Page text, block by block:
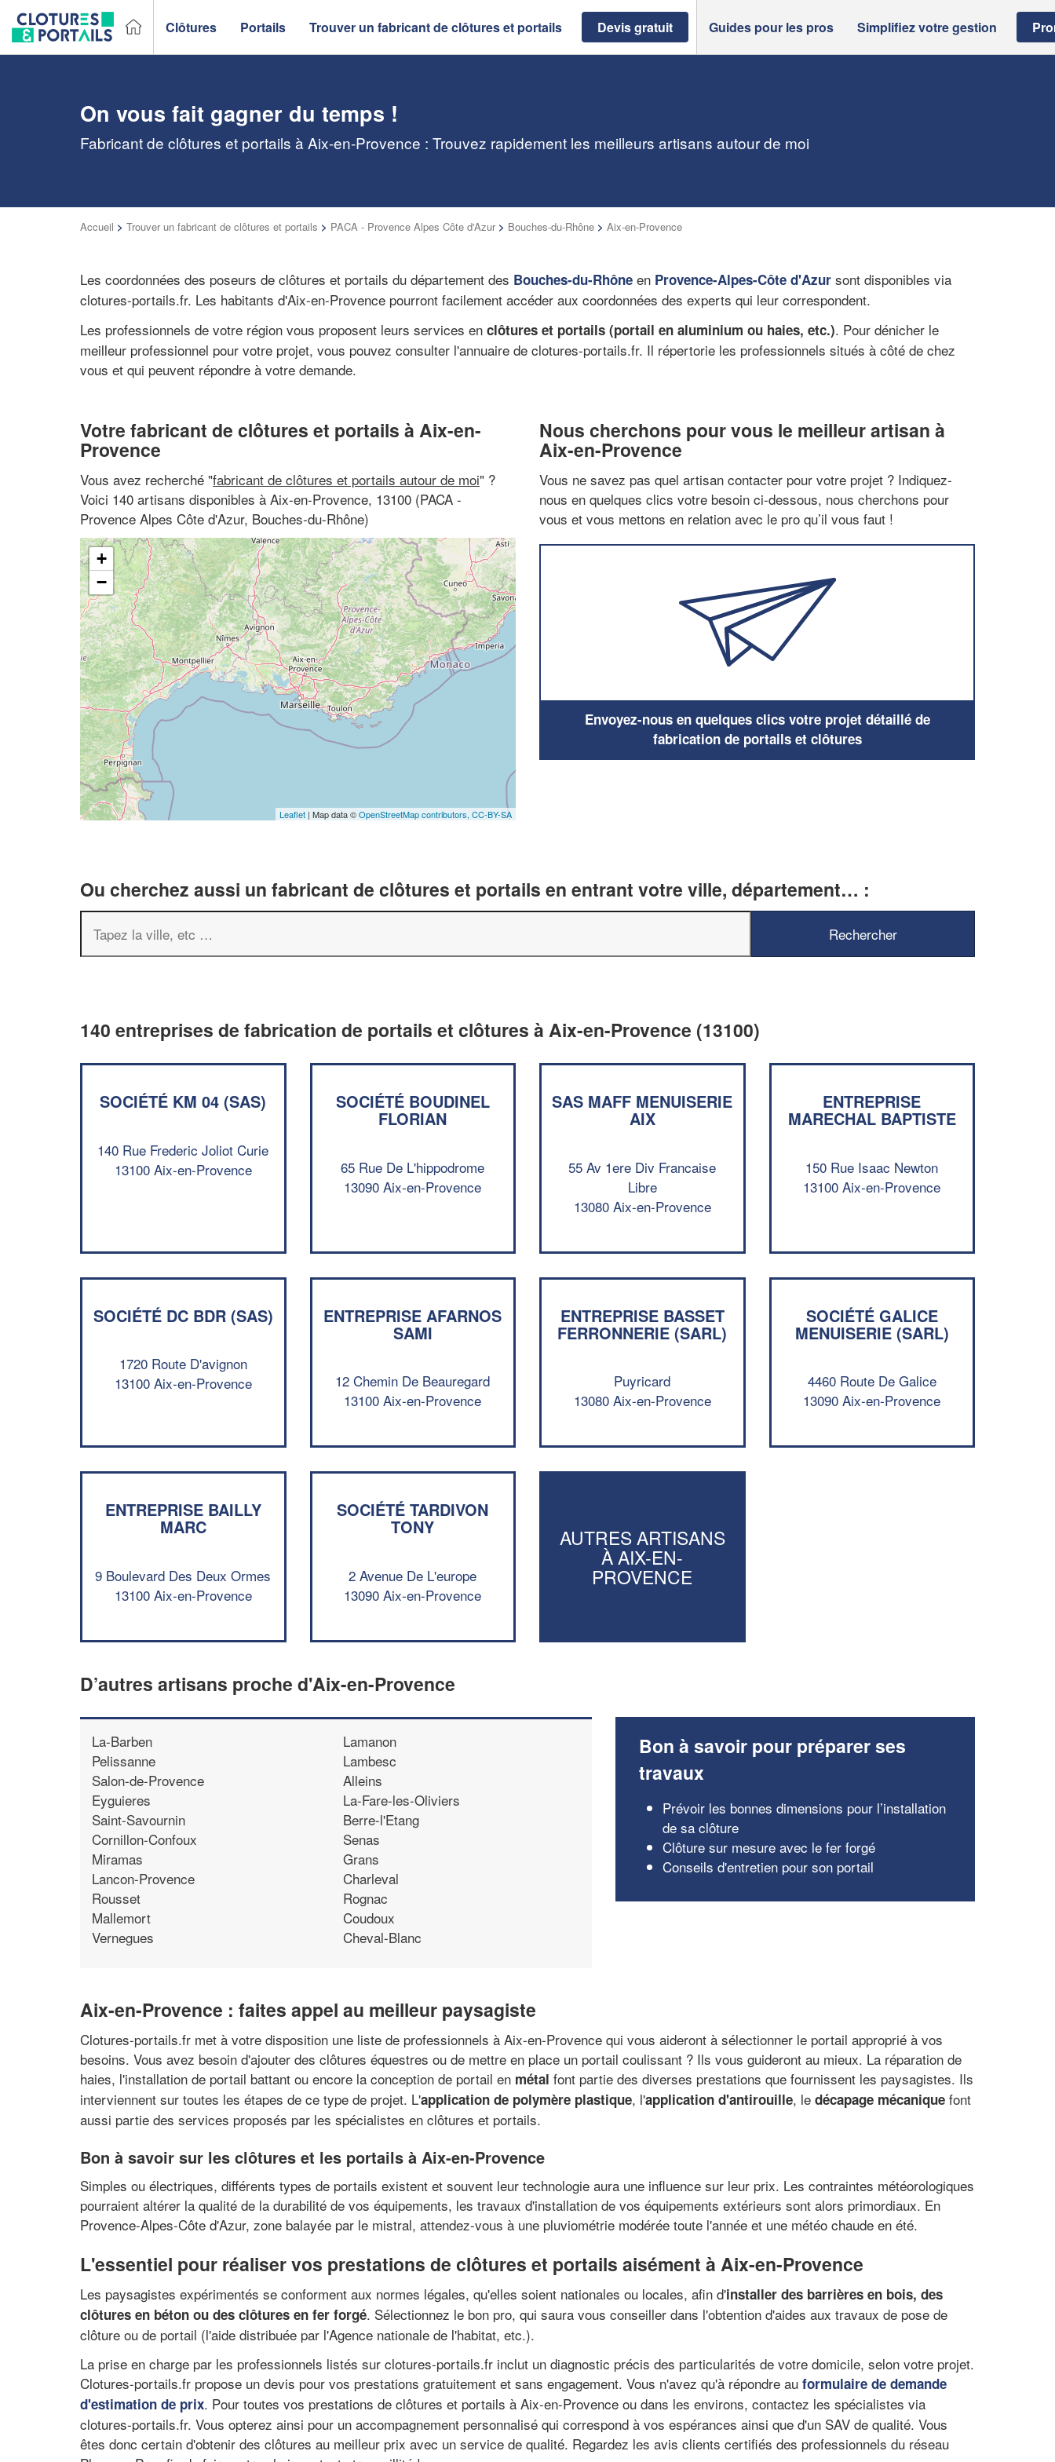
Clôtures Portails Trouver un fabricant de clôtures et portails Devis gratuit Guides pour les pros Simplifiez votre gestion
On vous fait gagner du temps !
Fabricant de clôtures et portails à Aix-en-Provence : Trouvez rapidement les meilleurs artisans autour de moi
Accueil > Trouver un fabricant de clôtures et portails > PACA - Provence Alpes Côte d'Azur > Bouches-du-Rhône > Aix-en-Provence
Les coordonnées des poseurs de clôtures et portails du département des Bouches-du-Rhône en Provence-Alpes-Côte d'Azur sont disponibles via
clotures-portails.fr. Les habitants d'Aix-en-Provence pourront facilement accéder aux coordonnées des experts qui leur correspondent.
Les professionnels de votre région vous proposent leurs services en clôtures et portails (portail en aluminium ou haies, etc.). Pour dénicher le
meilleur professionnel pour votre projet, vous pouvez consulter l'annuaire de clotures-portails.fr. Il répertorie les professionnels situés à côté de chez
vous et qui peuvent répondre à votre demande.
Votre fabricant de clôtures et portails à Aix-en-
Provence
Vous avez recherché "fabricant de clôtures et portails autour de moi" ?
Voici 140 artisans disponibles à Aix-en-Provence, 13100 (PACA -
Provence Alpes Côte d'Azur, Bouches-du-Rhône)
+
−
Leaflet | Map data ©OpenStreetMap contributors, CC-BY-SA
Nous cherchons pour vous le meilleur artisan à
Aix-en-Provence
Vous ne savez pas quel artisan contacter pour votre projet ? Indiquez-
nous en quelques clics votre besoin ci-dessous, nous cherchons pour
vous et vous mettons en relation avec le pro qu’il vous faut !
Envoyez-nous en quelques clics votre projet détaillé de
fabrication de portails et clôtures
Ou cherchez aussi un fabricant de clôtures et portails en entrant votre ville, département… :
140 entreprises de fabrication de portails et clôtures à Aix-en-Provence (13100)
SOCIÉTÉ KM 04 (SAS)
140 Rue Frederic Joliot Curie
13100 Aix-en-Provence
SOCIÉTÉ BOUDINEL
FLORIAN
65 Rue De L'hippodrome
13090 Aix-en-Provence
SAS MAFF MENUISERIE
AIX
55 Av 1ere Div Francaise
Libre
13080 Aix-en-Provence
ENTREPRISE
MARECHAL BAPTISTE
150 Rue Isaac Newton
13100 Aix-en-Provence
SOCIÉTÉ DC BDR (SAS)
1720 Route D'avignon
13100 Aix-en-Provence
ENTREPRISE AFARNOS
SAMI
12 Chemin De Beauregard
13100 Aix-en-Provence
ENTREPRISE BASSET
FERRONNERIE (SARL)
Puyricard
13080 Aix-en-Provence
SOCIÉTÉ GALICE
MENUISERIE (SARL)
4460 Route De Galice
13090 Aix-en-Provence
ENTREPRISE BAILLY
MARC
9 Boulevard Des Deux Ormes
13100 Aix-en-Provence
SOCIÉTÉ TARDIVON
TONY
2 Avenue De L'europe
13090 Aix-en-Provence
AUTRES ARTISANS
À AIX-EN-
PROVENCE
D’autres artisans proche d'Aix-en-Provence
La-Barben
Pelissanne
Salon-de-Provence
Eyguieres
Saint-Savournin
Cornillon-Confoux
Miramas
Lancon-Provence
Rousset
Mallemort
Vernegues
Lamanon
Lambesc
Alleins
La-Fare-les-Oliviers
Berre-l'Etang
Senas
Grans
Charleval
Rognac
Coudoux
Cheval-Blanc
Bon à savoir pour préparer ses
travaux
Prévoir les bonnes dimensions pour l’installation
de sa clôture
Clôture sur mesure avec le fer forgé
Conseils d'entretien pour son portail
Aix-en-Provence : faites appel au meilleur paysagiste
Clotures-portails.fr met à votre disposition une liste de professionnels à Aix-en-Provence qui vous aideront à sélectionner le portail approprié à vos
besoins. Vous avez besoin d'ajouter des clôtures équestres ou de mettre en place un portail coulissant ? Ils vous guideront au mieux. La réparation de
haies, l'installation de portail battant ou encore la conception de portail en métal font partie des diverses prestations que fournissent les paysagistes. Ils
interviennent sur toutes les étapes de ce type de projet. L'application de polymère plastique, l'application d'antirouille, le décapage mécanique font
aussi partie des services proposés par les spécialistes en clôtures et portails.
Bon à savoir sur les clôtures et les portails à Aix-en-Provence
Simples ou électriques, différents types de portails existent et souvent leur technologie aura une influence sur leur prix. Les contraintes météorologiques
pourraient altérer la qualité de la durabilité de vos équipements, les travaux d'installation de vos équipements extérieurs sont alors primordiaux. En
Provence-Alpes-Côte d'Azur, zone balayée par le mistral, attendez-vous à une pluviométrie modérée toute l'année et une météo chaude en été.
L'essentiel pour réaliser vos prestations de clôtures et portails aisément à Aix-en-Provence
Les paysagistes expérimentés se conforment aux normes légales, qu'elles soient nationales ou locales, afin d'installer des barrières en bois, des
clôtures en béton ou des clôtures en fer forgé. Sélectionnez le bon pro, qui saura vous conseiller dans l'obtention d'aides aux travaux de pose de
clôture ou de portail (l'aide distribuée par l'Agence nationale de l'habitat, etc.).
La prise en charge par les professionnels listés sur clotures-portails.fr inclut un diagnostic précis des particularités de votre domicile, selon votre projet.
Clotures-portails.fr propose un devis pour vos prestations gratuitement et sans engagement. Vous n'avez qu'à répondre au formulaire de demande
d'estimation de prix. Pour toutes vos prestations de clôtures et portails à Aix-en-Provence ou dans les environs, contactez les spécialistes via
clotures-portails.fr. Vous opterez ainsi pour un accompagnement personnalisé qui correspond à vos espérances ainsi que d'un SAV de qualité. Vous
êtes donc certain d'obtenir des clôtures au meilleur prix avec un service de qualité. Regardez les avis clients certifiés des professionnels du réseau
Vous êtes un
Augmentez votrechiffre d'affaires